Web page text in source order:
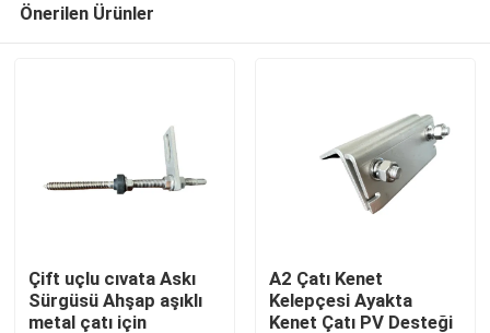
Önerilen Ürünler
Çift uçlu cıvata Askı
Sürgüsü Ahşap aşıklı
metal çatı için
A2 Çatı Kenet
Kelepçesi Ayakta
Kenet Çatı PV Desteği